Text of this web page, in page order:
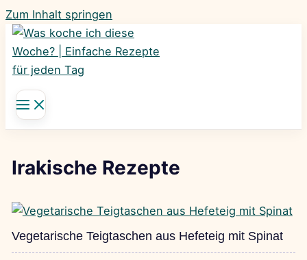
Zum Inhalt springen
Irakische Rezepte
Vegetarische Teigtaschen aus Hefeteig mit Spinat